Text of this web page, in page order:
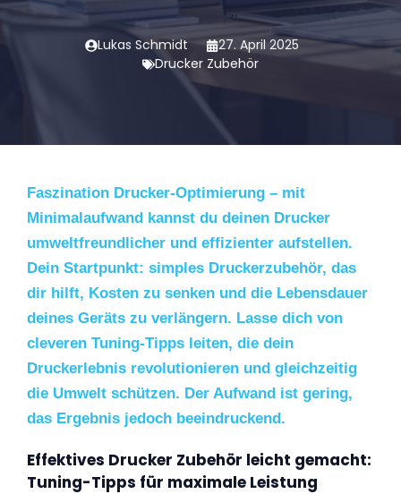
Lukas Schmidt
27. April 2025
Drucker Zubehör
Faszination Drucker-Optimierung – mit
Minimalaufwand kannst du deinen Drucker
umweltfreundlicher und effizienter aufstellen.
Dein Startpunkt: simples Druckerzubehör, das
dir hilft, Kosten zu senken und die Lebensdauer
deines Geräts zu verlängern. Lasse dich von
cleveren Tuning-Tipps leiten, die dein
Druckerlebnis revolutionieren und gleichzeitig
die Umwelt schützen. Der Aufwand ist gering,
das Ergebnis jedoch beeindruckend.
Effektives Drucker Zubehör leicht gemacht:
Tuning-Tipps für maximale Leistung